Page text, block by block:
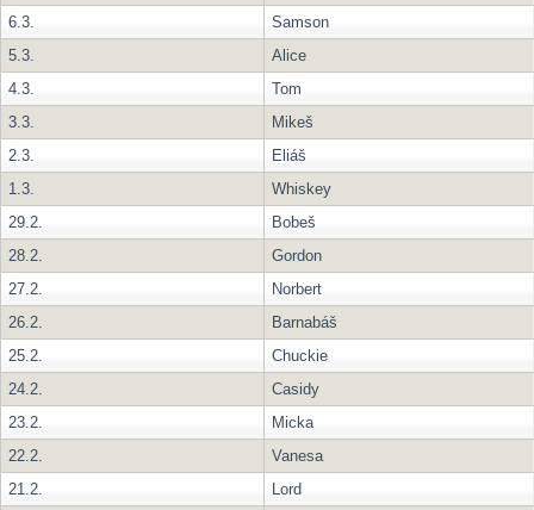
6.3.
Samson
5.3.
Alice
4.3.
Tom
3.3.
Mikeš
2.3.
Eliáš
1.3.
Whiskey
29.2.
Bobeš
28.2.
Gordon
27.2.
Norbert
26.2.
Barnabáš
25.2.
Chuckie
24.2.
Casidy
23.2.
Micka
22.2.
Vanesa
21.2.
Lord